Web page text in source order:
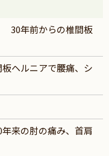
30年前からの椎間板
ヘルニアで腰痛、シ
来の肘の痛み、首肩